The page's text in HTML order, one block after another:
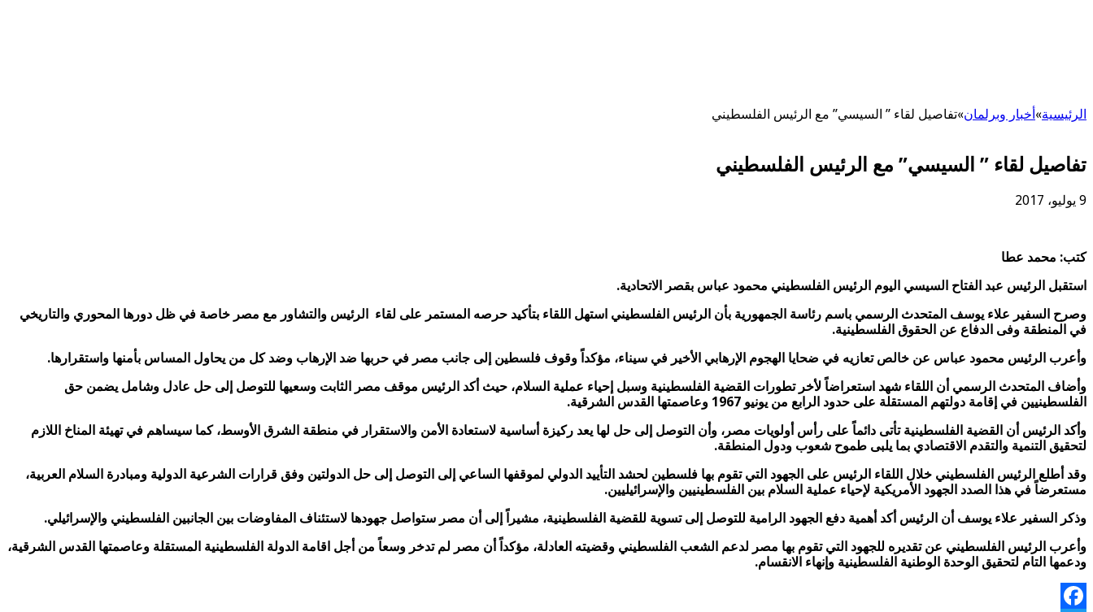
الرئيسية»أخبار وبرلمان»تفاصيل لقاء ” السيسي” مع الرئيس الفلسطيني
تفاصيل لقاء ” السيسي” مع الرئيس الفلسطيني
9 يوليو، 2017
كتب: محمد عطا
استقبل الرئيس عبد الفتاح السيسي اليوم الرئيس الفلسطيني محمود عباس بقصر الاتحادية.
وصرح السفير علاء يوسف المتحدث الرسمي باسم رئاسة الجمهورية بأن الرئيس الفلسطيني استهل اللقاء بتأكيد حرصه المستمر على لقاء الرئيس والتشاور مع مصر خاصة في ظل دورها المحوري والتاريخي
في المنطقة وفى الدفاع عن الحقوق الفلسطينية.
وأعرب الرئيس محمود عباس عن خالص تعازيه في ضحايا الهجوم الإرهابي الأخير في سيناء، مؤكداً وقوف فلسطين إلى جانب مصر في حربها ضد الإرهاب وضد كل من يحاول المساس بأمنها واستقرارها.
وأضاف المتحدث الرسمي أن اللقاء شهد استعراضاً لأخر تطورات القضية الفلسطينية وسبل إحياء عملية السلام، حيث أكد الرئيس موقف مصر الثابت وسعيها للتوصل إلى حل عادل وشامل يضمن حق
الفلسطينيين في إقامة دولتهم المستقلة على حدود الرابع من يونيو 1967 وعاصمتها القدس الشرقية.
وأكد الرئيس أن القضية الفلسطينية تأتى دائماً على رأس أولويات مصر، وأن التوصل إلى حل لها يعد ركيزة أساسية لاستعادة الأمن والاستقرار في منطقة الشرق الأوسط، كما سيساهم في تهيئة المناخ اللازم
لتحقيق التنمية والتقدم الاقتصادي بما يلبى طموح شعوب ودول المنطقة.
وقد أطلع الرئيس الفلسطيني خلال اللقاء الرئيس على الجهود التي تقوم بها فلسطين لحشد التأييد الدولي لموقفها الساعي إلى التوصل إلى حل الدولتين وفق قرارات الشرعية الدولية ومبادرة السلام العربية،
مستعرضاً في هذا الصدد الجهود الأمريكية لإحياء عملية السلام بين الفلسطينيين والإسرائيليين.
وذكر السفير علاء يوسف أن الرئيس أكد أهمية دفع الجهود الرامية للتوصل إلى تسوية للقضية الفلسطينية، مشيراً إلى أن مصر ستواصل جهودها لاستئناف المفاوضات بين الجانبين الفلسطيني والإسرائيلي.
وأعرب الرئيس الفلسطيني عن تقديره للجهود التي تقوم بها مصر لدعم الشعب الفلسطيني وقضيته العادلة، مؤكداً أن مصر لم تدخر وسعاً من أجل اقامة الدولة الفلسطينية المستقلة وعاصمتها القدس الشرقية،
ودعمها التام لتحقيق الوحدة الوطنية الفلسطينية وإنهاء الانقسام.